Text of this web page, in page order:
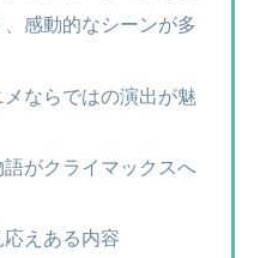
感動的なシーンが多
ならではの演出が魅
がクライマックスへ
えある内容